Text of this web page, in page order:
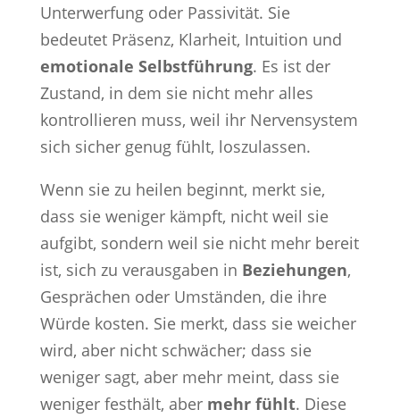
Unterwerfung oder Passivität. Sie
bedeutet Präsenz, Klarheit, Intuition und
emotionale Selbstführung. Es ist der
Zustand, in dem sie nicht mehr alles
kontrollieren muss, weil ihr Nervensystem
sich sicher genug fühlt, loszulassen.
Wenn sie zu heilen beginnt, merkt sie,
dass sie weniger kämpft, nicht weil sie
aufgibt, sondern weil sie nicht mehr bereit
ist, sich zu verausgaben in Beziehungen,
Gesprächen oder Umständen, die ihre
Würde kosten. Sie merkt, dass sie weicher
wird, aber nicht schwächer; dass sie
weniger sagt, aber mehr meint, dass sie
weniger festhält, aber mehr fühlt. Diese